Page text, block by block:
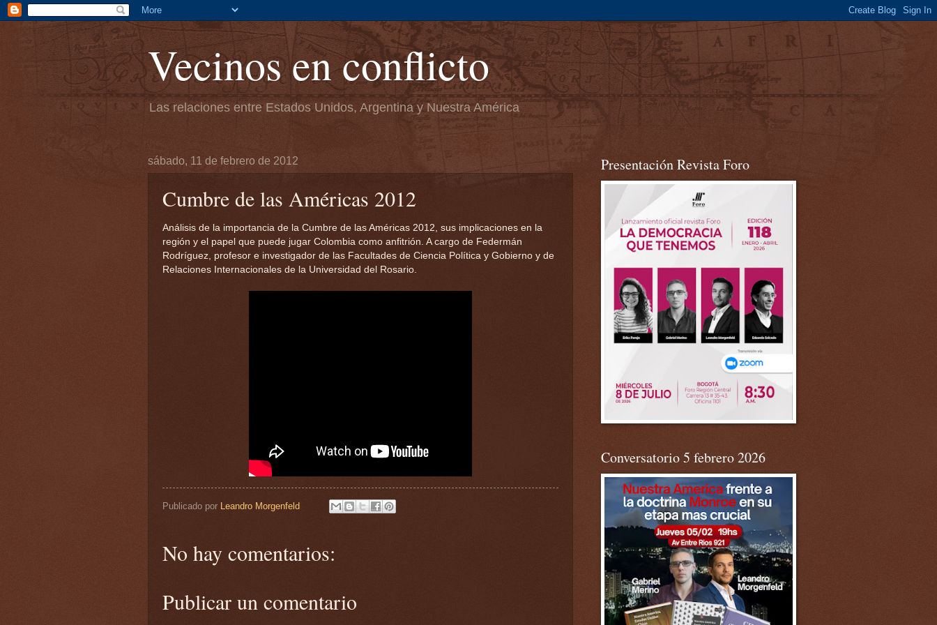
Vecinos en conflicto
Las relaciones entre Estados Unidos, Argentina y Nuestra América
sábado, 11 de febrero de 2012
Cumbre de las Américas 2012
Análisis de la importancia de la Cumbre de las Américas 2012, sus implicaciones en la
región y el papel que puede jugar Colombia como anfitrión. A cargo de Federmán
Rodríguez, profesor e investigador de las Facultades de Ciencia Política y Gobierno y de
Relaciones Internacionales de la Universidad del Rosario.
Publicado por Leandro Morgenfeld
No hay comentarios:
Publicar un comentario
Presentación Revista Foro
Conversatorio 5 febrero 2026